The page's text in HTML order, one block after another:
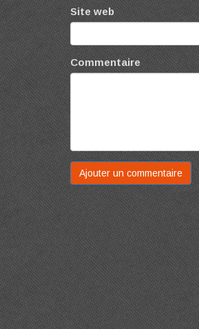
Site web
Commentaire